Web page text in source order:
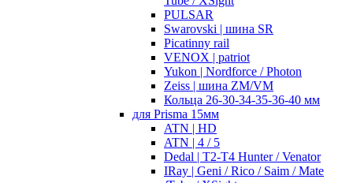
PULSAR
Swarovski | шина SR
Picatinny rail
VENOX | patriot
Yukon | Nordforce / Photon
Zeiss | шина ZM/VM
Кольца 26-30-34-35-36-40 мм
для Prisma 15мм
ATN | HD
ATN | 4 / 5
Dedal | T2-T4 Hunter / Venator
IRay | Geni / Rico / Saim / Mate